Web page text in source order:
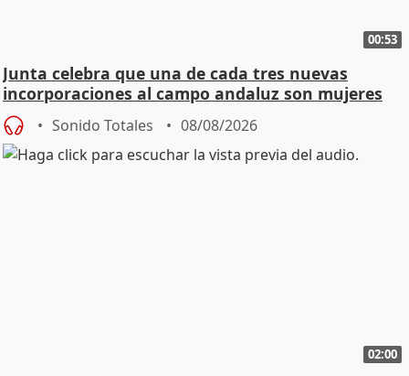
00:53
Junta celebra que una de cada tres nuevas
incorporaciones al campo andaluz son mujeres
jóvenes
Sonido Totales 08/08/2026
02:00